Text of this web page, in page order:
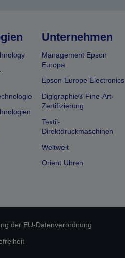
Unternehmen
Management Epson
Europa
Epson Europe Electronics
Digigraphie® Fine-Art-
Zertifizierung
Textil-
Direktdruckmaschinen
Weltweit
Orient Uhren
der EU-Datenverordnung